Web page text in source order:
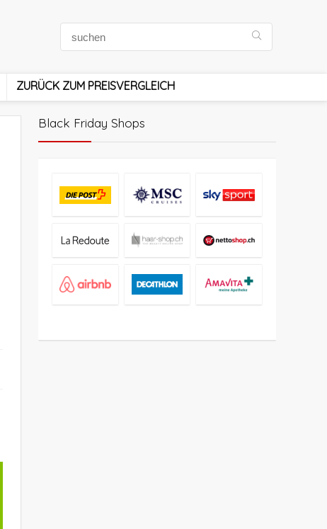
ZURÜCK ZUM PREISVERGLEICH
Black Friday Shops